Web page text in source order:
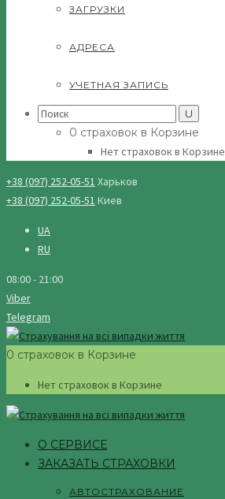
ЗАГРУЗКИ
АДРЕСА
УЧЕТНАЯ ЗАПИСЬ
Search
0 страховок в Корзине
Нет страховок в Корзине
+38 (097) 252-05-51 Харьков
+38 (097) 252-05-51 Киев
UA
RU
08:00 - 21:00
Viber
Telegram
0 страховок в Корзине
Нет страховок в Корзине
О СЕРВИСЕ
ЗАКАЗАТЬ СТРАХОВКИ
АВТОСТРАХОВАНИЕ